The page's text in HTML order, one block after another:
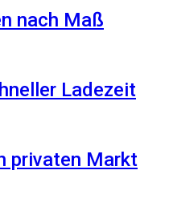
nach Maß
Ladezeit
privaten Markt